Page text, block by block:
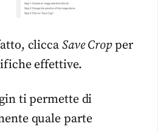
clicca Save Cropper
effettive.
ti permette di
quale parte